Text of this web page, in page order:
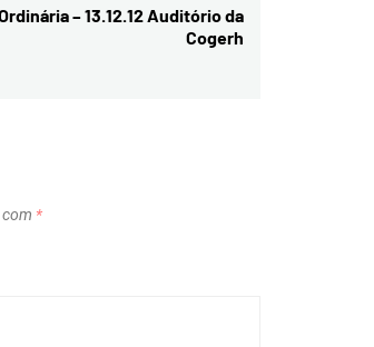
Next
– 13.12.12 Auditório da
Cogerh
*